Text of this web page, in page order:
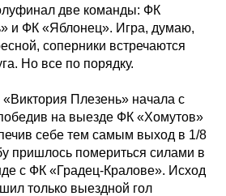
►
две команды: ФК
и ФК «Яблонец». Игра, думаю,
соперники встречаются
Но все по порядку.
Плезень» начала с
на выезде ФК «Хомутов»
себе тем самым выход в 1/8
пришлось помериться силами в
с ФК «Градец-Кралове». Исход
только выездной гол